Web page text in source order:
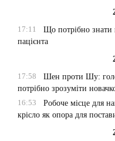
17:11
Що потрібно знати
пацієнта
17:58
Шен проти Шу:
потрібно зрозуміти
16:53
Робоче місце для
крісло як опора для